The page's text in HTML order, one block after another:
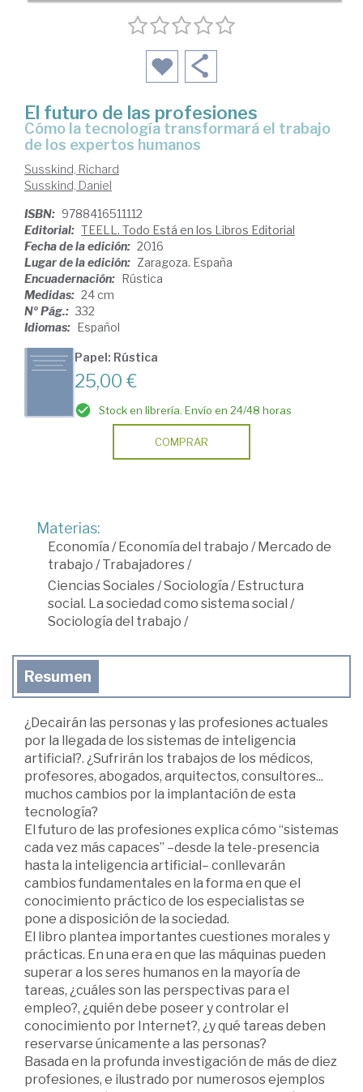
El futuro de las profesiones
cómo la tecnología transformará el trabajo
de los expertos humanos
Susskind, Richard
Susskind, Daniel
ISBN: 9788416511112
Editorial: TEELL. Todo Está en los Libros Editorial
Fecha de la edición: 2016
Lugar de la edición: Zaragoza. España
Encuadernación: Rústica
Medidas: 24 cm
Nº Pág.: 332
Idiomas: Español
Papel: Rústica
25,00 €
Stock en librería. Envío en 24/48 horas
COMPRAR
Materias:
Economía /Economía del trabajo /Mercado de
trabajo /Trabajadores /
Ciencias Sociales /Sociología /Estructura
social. La sociedad como sistema social /
Sociología del trabajo /
Resumen
¿Decairán las personas y las profesiones actuales
por la llegada de los sistemas de inteligencia
artificial?. ¿Sufrirán los trabajos de los médicos,
profesores, abogados, arquitectos, consultores...
muchos cambios por la implantación de esta
tecnología?
El futuro de las profesiones explica cómo “sistemas
cada vez más capaces” –desde la tele-presencia
hasta la inteligencia artificial– conllevarán
cambios fundamentales en la forma en que el
conocimiento práctico de los especialistas se
pone a disposición de la sociedad.
El libro plantea importantes cuestiones morales y
prácticas. En una era en que las máquinas pueden
superar a los seres humanos en la mayoría de
tareas, ¿cuáles son las perspectivas para el
empleo?, ¿quién debe poseer y controlar el
conocimiento por Internet?, ¿y qué tareas deben
reservarse únicamente a las personas?
Basada en la profunda investigación de más de diez
profesiones, e ilustrado por numerosos ejemplos